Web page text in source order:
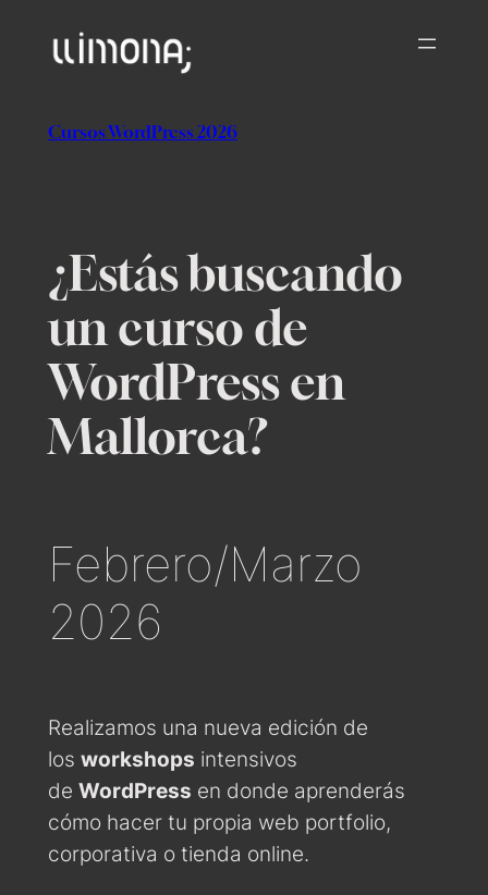
Cursos WordPress 2026
¿Estás buscando
un curso de
WordPress en
Mallorca?
Febrero/Marzo
2026
Realizamos una nueva edición de
los workshops intensivos
de WordPress en donde aprenderás
cómo hacer tu propia web portfolio,
corporativa o tienda online.